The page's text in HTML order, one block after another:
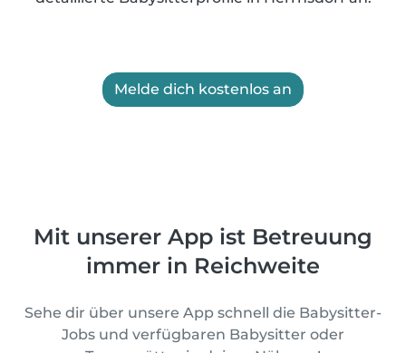
Melde dich kostenlos an
Mit unserer App ist Betreuung
immer in Reichweite
Sehe dir über unsere App schnell die Babysitter-
Jobs und verfügbaren Babysitter oder